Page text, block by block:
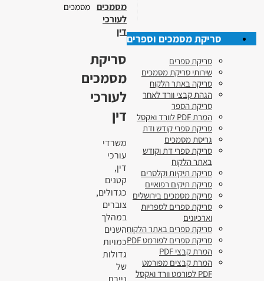
מסמכים
לעורכי
דין
סריקת
מסמכים
לעורכי
דין
משרדי
עורכי
דין,
קטנים
כגדולים,
צוברים
במהלך
השנים
כמויות
גדולות
של
מסמכים
סריקת מסמכים וספרים
סריקת ספרים
שירותי סריקת מסמכים
סריקה באתר הלקוח
הגהת קבצי וורד לאחר
סריקת הספר
המרת PDF לוורד ואקסל
סריקת ספרי קודש ודת
גריסת מסמכים
סריקת ספרי דת וקודש
באתר הלקוח
סריקת תיקיות וקלסרים
סריקת תיקים רפואיים
סריקת מסמכים בירושלים
סריקת ספרים לספריות
וארכיונים
סריקת ספרים באתר הלקוח
סריקת ספרים לפורמט PDF
המרת קבצי PDF
המרת קבצים מפורמט
PDF לפורמט וורד ואקסל